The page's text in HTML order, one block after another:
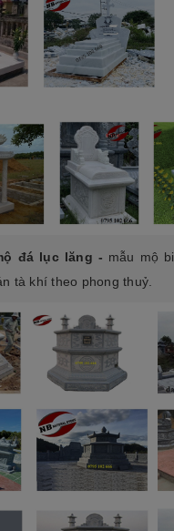
đá lục lăng - mẫu mộ
tà khí theo phong thuỷ.